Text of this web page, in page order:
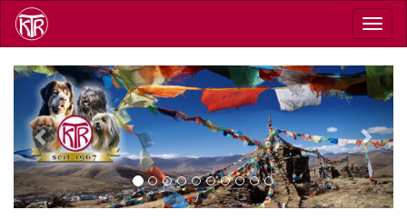
Direkt
zum
Inhalt
Previous Next